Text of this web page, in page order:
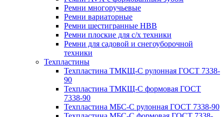
Ремни многоручьевые
Ремни вариаторные
Ремни шестигранные HBB
Ремни плоские для с/х техники
Ремни для садовой и снегоуборочной
техники
Техпластины
Техпластина ТМКЩ-С рулонная ГОСТ 7338-
90
Техпластина ТМКЩ-С формовая ГОСТ
7338-90
Техпластина МБС-С рулонная ГОСТ 7338-90